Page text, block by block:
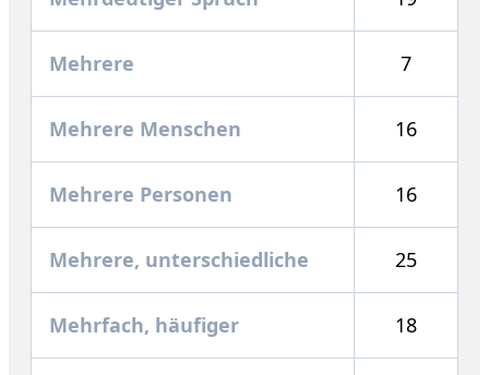
Mehrere 7
Mehrere Menschen 16
Mehrere Personen 16
Mehrere, unterschiedliche 25
Mehrfach, häufiger 18